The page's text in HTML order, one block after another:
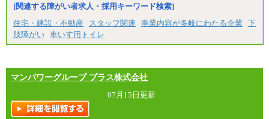
※1…東京都、埼玉県、千葉県、神奈川県
※3…愛知県、静岡県
※4…北海道、宮城県、栃木県、群馬県、長野県、新
潟県、富山県、石川県、岡山県、広島県、山口県、
分県、長崎県、熊本県、宮崎県、鹿児島県、沖縄
県、福島県、山形県
◆パート・アルバイト
時給制：最低時給額 1,050円～ ※勤務地により異な
る。
[関連する障がい者求人・採用キーワード検索]
住宅・建設・不動産
スタッフ関連 事業内容が多岐にわたる企業
下
肢障がい 車いす用トイレ
マンパワーグループ プラス株式会社
07月15日更新